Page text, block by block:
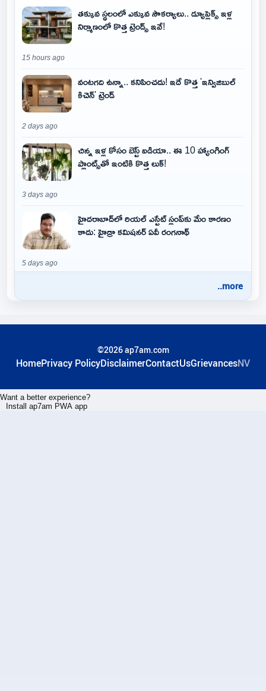
తక్కువ స్థలంలో ఎక్కువ సౌకర్యాలు.. డ్యూప్లెక్స్ ఇళ్ల
నిర్మాణంలో కొత్త ట్రెండ్స్ ఇవే!
15 hours ago
వంటగది ఉన్నా.. కనిపించదు! ఇదే కొత్త 'ఇన్విజిబుల్
కిచెన్' ట్రెండ్
2 days ago
చిన్న ఇళ్ల కోసం బెస్ట్ ఐడియా.. ఈ 10 హ్యాంగింగ్
ప్లాంట్స్‌తో ఇంటికి కొత్త లుక్!
3 days ago
హైదరాబాద్‌లో రియల్ ఎస్టేట్ స్లంప్‌కు మేం కారణం
కాదు: హైడ్రా కమిషనర్ ఏవీ రంగనాథ్
5 days ago
..more
©2026 ap7am.com
HomePrivacy PolicyDisclaimerContactUsGrievancesNV
Want a better experience?
Install ap7am PWA app